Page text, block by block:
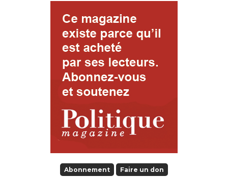
Abonnement Faire un don